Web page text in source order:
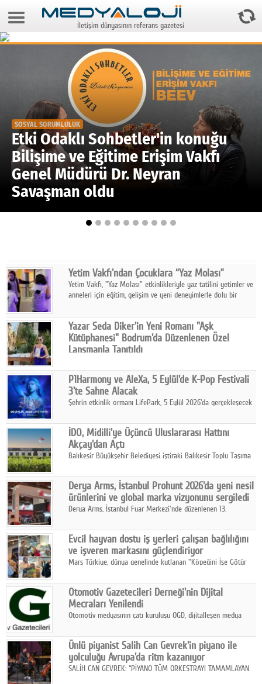
8 Ağustos 2026 6:41:58
Video Galeri
Gazeteler
Medya
Reyting-tiraj
Teknoloji
Televizyon
Facebook
Diziler
Karikatür
Youtube
Polemik
Reklam
Yazarlar
Künye
SOSYAL MEDYA
Facebook
Twitter
Google Plus
© 2026 TÜM HAKLARI SAKLIDIR
İletişim dünyasının referans gazetesi
SOSYAL SORUMLULUK
Etki Odaklı Sohbetler'in konuğu
Bilişime ve Eğitime Erişim Vakfı
Genel Müdürü Dr. Neyran
Savaşman oldu
Yetim Vakfı'ndan Çocuklara “Yaz Molası”
Yetim Vakfı, "Yaz Molası" etkinlikleriyle yaz tatilini yetimler ve
anneleri için eğitim, gelişim ve yeni deneyimlerle dolu bir
Yazar Seda Diker'in Yeni Romanı "Aşk
Kütüphanesi" Bodrum'da Düzenlenen Özel
Lansmanla Tanıtıldı
Diker'in 13. kitabı “Aşk Kütüphanesi” 6 Ağustos'ta Casa dell'Arte
Bodrum'da düzenlenen özel lansmanla okurlarıyla buluştu.
P1Harmony ve AleXa, 5 Eylül'de K-Pop Festivali
3'te Sahne Alacak
Şehrin etkinlik ormanı LifePark, 5 Eylül 2026'da gerçekleşecek
haritasında önemli bir destinasyon haline getirmeye
hazırlanıyor.
İDO, Midilli'ye Üçüncü Uluslararası Hattını
Akçay'dan Açtı
Balıkesir Büyükşehir Belediyesi iştiraki Balıkesir Toplu Taşıma
Midilli hattının resmi açılışı gerçekleştirildi.
Derya Arms, İstanbul Prohunt 2026'da yeni nesil
ürünlerini ve global marka vizyonunu sergiledi
Derya Arms, İstanbul Fuar Merkezi'nde düzenlenen 13.
Fuarı'nda sektör profesyonelleri, iş ortakları, bayiler ve son
kullanıcılarla bir araya geldi.
Evcil hayvan dostu iş yerleri çalışan bağlılığını
ve işveren markasını güçlendiriyor
Mars Türkiye, dünya genelinde kutlanan "Köpeğini İşe Götür
çalışan bağlılığı, iyi olma hali ve işveren markası üzerindeki
etkisine dikkat çekti.
Otomotiv Gazetecileri Derneği'nin Dijital
Mecraları Yenilendi
Otomotiv medyasının çatı kuruluşu OGD, dijitalleşen medya
hedefiyle internet sitesini ve sosyal medya kanallarını yeniledi.
Ünlü piyanist Salih Can Gevrek'in piyano ile
yolculuğu Avrupa'da ritm kazanıyor
SALİH CAN GEVREK: “PİYANO TÜM ORKESTRAYI TAMAMLAYAN